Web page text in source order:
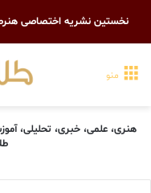
نخستین نشریه اختصاصی
منو
هنری، علمی، خبری، تحلیلی،